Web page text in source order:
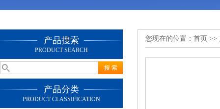
产品搜索
PRODUCT SEARCH
产品分类
PRODUCT CLASSIFICATION
您现在的位置： 首页 >>